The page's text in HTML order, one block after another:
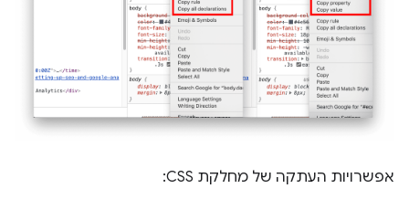
אפשרויות העתקה של מחלקת CSS: